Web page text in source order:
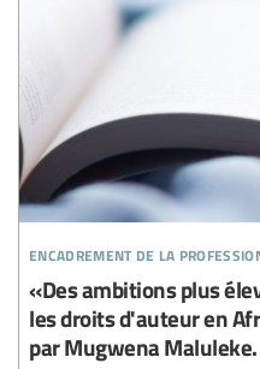
encadrement de la
«Des ambitions plus
les droits d'auteur en
par Mugwena Maluleke.